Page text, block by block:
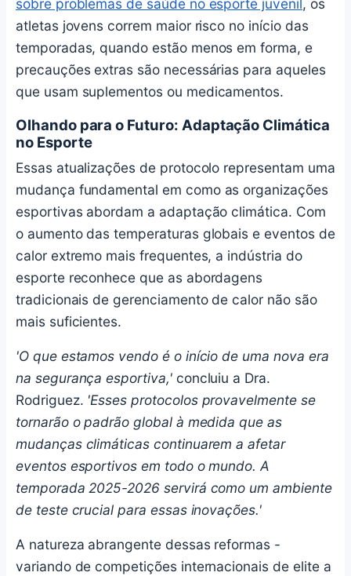
sobre problemas de saúde no esporte juvenil, os
atletas jovens correm maior risco no início das
temporadas, quando estão menos em forma, e
precauções extras são necessárias para aqueles
que usam suplementos ou medicamentos.
Olhando para o Futuro: Adaptação Climática
no Esporte
Essas atualizações de protocolo representam uma
mudança fundamental em como as organizações
esportivas abordam a adaptação climática. Com
o aumento das temperaturas globais e eventos de
calor extremo mais frequentes, a indústria do
esporte reconhece que as abordagens
tradicionais de gerenciamento de calor não são
mais suficientes.
'O que estamos vendo é o início de uma nova era
na segurança esportiva,'concluiu a Dra.
Rodriguez. 'Esses protocolos provavelmente se
tornarão o padrão global à medida que as
mudanças climáticas continuarem a afetar
eventos esportivos em todo o mundo. A
temporada 2025-2026 servirá como um ambiente
de teste crucial para essas inovações.'
A natureza abrangente dessas reformas -
variando de competições internacionais de elite a